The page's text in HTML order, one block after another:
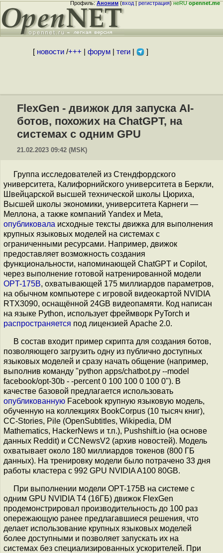
Профиль:Аноним(вход|регистрация)неRUopennet.me
[ новости/+++ форум| теги| ]
FlexGen - движок для запуска AI-
ботов, похожих на ChatGPT, на
системах с одним GPU
21.02.2023 09:42 (MSK)
Группа исследователей из Стендфордского
университета, Калифорнийского университета в Беркли,
Швейцарской высшей технической школы Цюриха,
Высшей школы экономики, университета Карнеги —
Меллона, а также компаний Yandex и Meta,
опубликовала исходные тексты движка для выполнения
крупных языковых моделей на системах с
ограниченными ресурсами. Например, движок
предоставляет возможность создания
функциональности, напоминающей ChatGPT и Copilot,
через выполнение готовой натренированной модели
OPT-175B, охватывающей 175 миллиардов параметров,
на обычном компьютере с игровой видеокартой NVIDIA
RTX3090, оснащённой 24GB видеопамяти. Код написан
на языке Python, использует фреймворк PyTorch и
распространяется под лицензией Apache 2.0.
В состав входит пример скрипта для создания ботов,
позволяющего загрузить одну из публично доступных
языковых моделей и сразу начать общение (например,
выполнив команду "python apps/chatbot.py --model
facebook/opt-30b - -percent 0 100 100 0 100 0"). В
качестве базовой предлагается использовать
опубликованную Facebook крупную языковую модель,
обученную на коллекциях BookCorpus (10 тысяч книг),
CC-Stories, Pile (OpenSubtitles, Wikipedia, DM
Mathematics, HackerNews и т.п.), Pushshift.io (на основе
данных Reddit) и CCNewsV2 (архив новостей). Модель
охватывает около 180 миллиардов токенов (800 ГБ
данных). На тренировку модели было потрачено 33 дня
работы кластера с 992 GPU NVIDIA A100 80GB.
При выполнении модели OPT-175B на системе с
одним GPU NVIDIA T4 (16ГБ) движок FlexGen
продемонстрировал производительность до 100 раз
опережающую ранее предлагавшиеся решения, что
делает использование крупных языковых моделей
более доступными и позволяет запускать их на
системах без специализированных ускорителей. При